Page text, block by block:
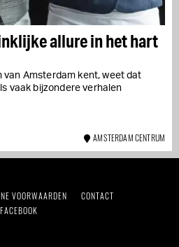
allure in het hart
Amsterdam kent, weet dat
vaak bijzondere verhalen
AMSTERDAM CENTRUM
VOORWAARDEN
CONTACT
FACEBOOK